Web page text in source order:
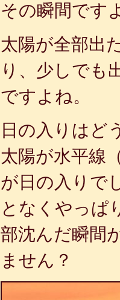
その瞬間です
太陽が全部出
り、少しでも
ですよね。
日の入りはど
太陽が水平線
が日の入りで
となくやっぱ
部沈んだ瞬間
ません？